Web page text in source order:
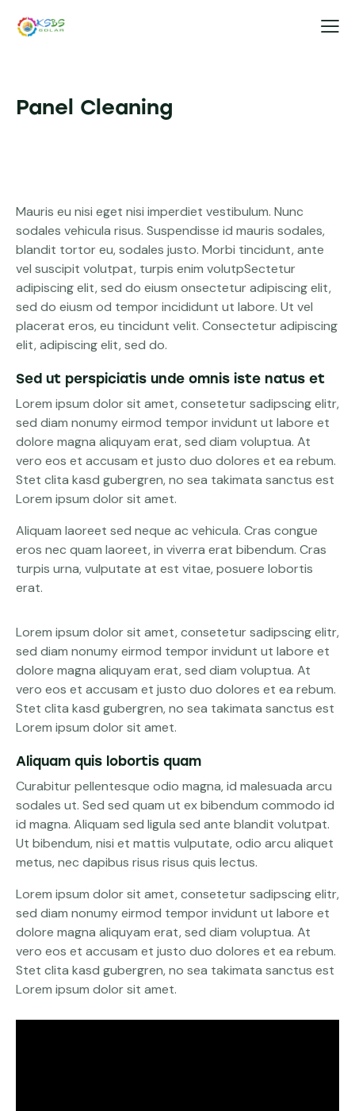
Panel Cleaning
Mauris eu nisi eget nisi imperdiet vestibulum. Nunc
sodales vehicula risus. Suspendisse id mauris sodales,
blandit tortor eu, sodales justo. Morbi tincidunt, ante
vel suscipit volutpat, turpis enim volutpSectetur
adipiscing elit, sed do eiusm onsectetur adipiscing elit,
sed do eiusm od tempor incididunt ut labore. Ut vel
placerat eros, eu tincidunt velit. Consectetur adipiscing
elit, adipiscing elit, sed do.
Sed ut perspiciatis unde omnis iste natus et
Lorem ipsum dolor sit amet, consetetur sadipscing elitr,
sed diam nonumy eirmod tempor invidunt ut labore et
dolore magna aliquyam erat, sed diam voluptua. At
vero eos et accusam et justo duo dolores et ea rebum.
Stet clita kasd gubergren, no sea takimata sanctus est
Lorem ipsum dolor sit amet.
Aliquam laoreet sed neque ac vehicula. Cras congue
eros nec quam laoreet, in viverra erat bibendum. Cras
turpis urna, vulputate at est vitae, posuere lobortis
erat.
Lorem ipsum dolor sit amet, consetetur sadipscing elitr,
sed diam nonumy eirmod tempor invidunt ut labore et
dolore magna aliquyam erat, sed diam voluptua. At
vero eos et accusam et justo duo dolores et ea rebum.
Stet clita kasd gubergren, no sea takimata sanctus est
Lorem ipsum dolor sit amet.
Aliquam quis lobortis quam
Curabitur pellentesque odio magna, id malesuada arcu
sodales ut. Sed sed quam ut ex bibendum commodo id
id magna. Aliquam sed ligula sed ante blandit volutpat.
Ut bibendum, nisi et mattis vulputate, odio arcu aliquet
metus, nec dapibus risus risus quis lectus.
Lorem ipsum dolor sit amet, consetetur sadipscing elitr,
sed diam nonumy eirmod tempor invidunt ut labore et
dolore magna aliquyam erat, sed diam voluptua. At
vero eos et accusam et justo duo dolores et ea rebum.
Stet clita kasd gubergren, no sea takimata sanctus est
Lorem ipsum dolor sit amet.